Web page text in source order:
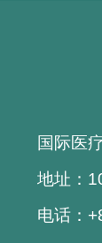
国际医
地址：
电话：